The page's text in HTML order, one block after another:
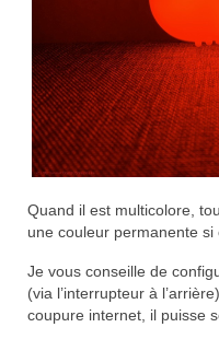
Quand il est multicolore,
une couleur permanente
Je vous conseille de
(via l’interrupteur à
coupure internet, il puisse